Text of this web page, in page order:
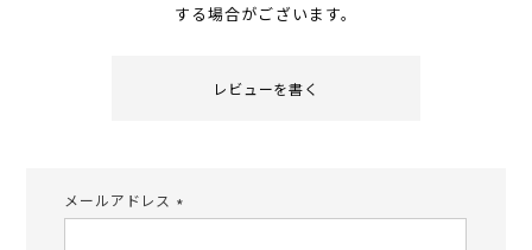
する場合がございます。
レビューを書く
メールアドレス